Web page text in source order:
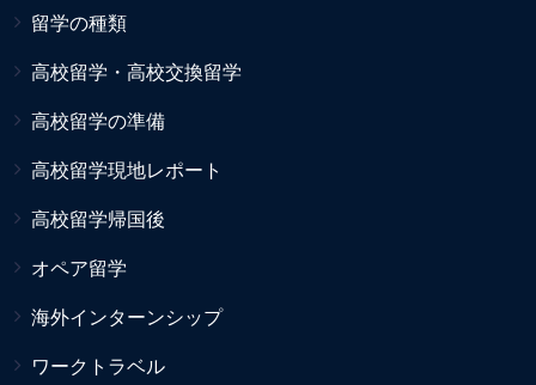
留学の種類
高校留学・高校交換留学
高校留学の準備
高校留学現地レポート
高校留学帰国後
オペア留学
海外インターンシップ
ワークトラベル